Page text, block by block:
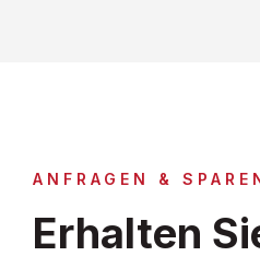
ANFRAGEN &
Erhalten